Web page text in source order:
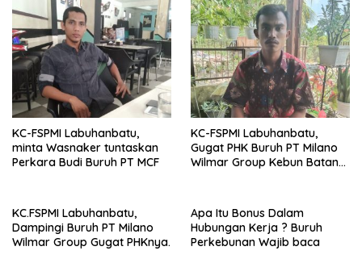
KC-FSPMI Labuhanbatu,
minta Wasnaker tuntaskan
Perkara Budi Buruh PT MCF
KC-FSPMI Labuhanbatu,
Gugat PHK Buruh PT Milano
Wilmar Group Kebun Batang
KC.FSPMI Labuhanbatu,
Dampingi Buruh PT Milano
Wilmar Group Gugat PHKnya.
Apa Itu Bonus Dalam
Hubungan Kerja ? Buruh
Perkebunan Wajib baca